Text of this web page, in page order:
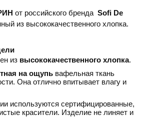
от российского бренда Sofi De
из высококачественного хлопка.
из высококачественного хлопка.
на ощупь вафельная ткань
Она отлично впитывает влагу и
используются сертифицированные,
красители. Изделие не линяет и